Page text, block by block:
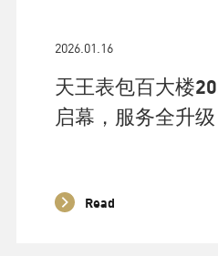
2026.01.16
天王表包百大楼
启幕，服务全升
Read